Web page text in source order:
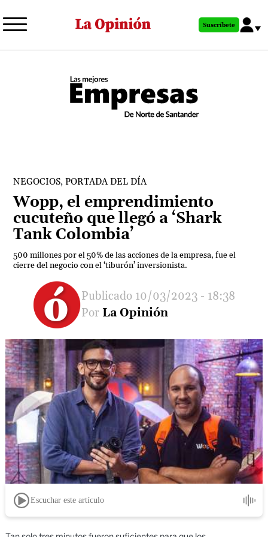
al
principal
Suscríbete
NEGOCIOS,PORTADA DEL DÍA
Wopp, el emprendimiento
cucuteño que llegó a ‘Shark
Tank Colombia’
500 millones por el 50% de las acciones de la empresa, fue el
cierre del negocio con el ‘tiburón’ inversionista.
10/03/2023 - 18:38
La Opinión
Escuchar este artículo